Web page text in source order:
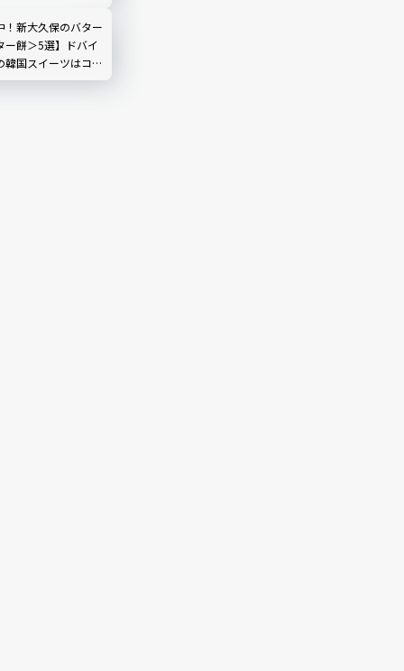
！新大久保のバター
ー餅＞5選】ドバイ
韓国スイーツはコ
ら個性派まで全部見